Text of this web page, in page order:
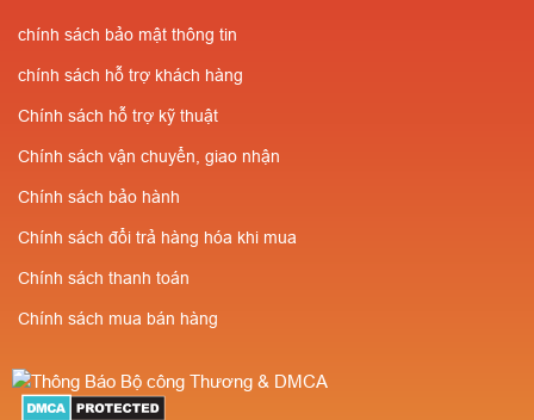
chính sách bảo mật thông tin
chính sách hỗ trợ khách hàng
Chính sách hỗ trợ kỹ thuật
Chính sách vận chuyển, giao nhận
Chính sách bảo hành
Chính sách đổi trả hàng hóa khi mua
Chính sách thanh toán
Chính sách mua bán hàng